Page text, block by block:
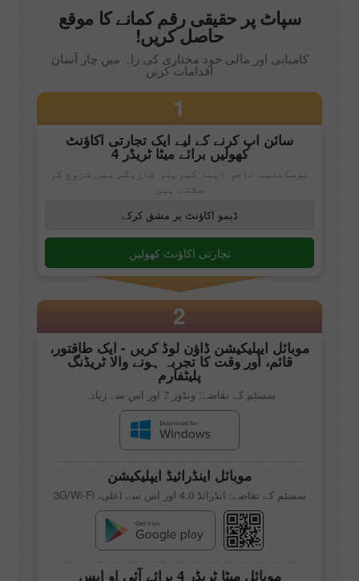
سپاٹ پر حقیقی رقم کمانے کا موقع
حاصل کریں!
کامیابی اور مالی خود مختاری کی راہ میں چار آسان
اقدامات کریں
1
سائن اپ کرنے کے لیے ایک تجارتی اکاؤنٹ
کھولیں برائےمیٹا ٹریڈر 4
نوسکھئیے تاجر اپنا کیریئر فاریکس میں شروع کر
سکتے ہیں
ڈیمو اکاؤنٹ پر مشق کرکے
تجارتی اکاؤنٹ کھولیں
2
موبائل ایپلیکیشن ڈاؤن لوڈ کریں - ایک طاقتور،
قائم، اور وقت کا تجربہ ہونے والا ٹریڈنگ
پلیٹفارم
سسٹم کے تقاضے: ونڈوز 7 اور اس سے زیادہ
موبائل اینڈرائیڈ ایپلیکیشن
سسٹم کے تقاضے: انڈرائڈ 4.0 اور اس سے اعلی، 3G/Wi-Fi
موبائلمیٹا ٹریڈر 4 برائے آئی او ایس